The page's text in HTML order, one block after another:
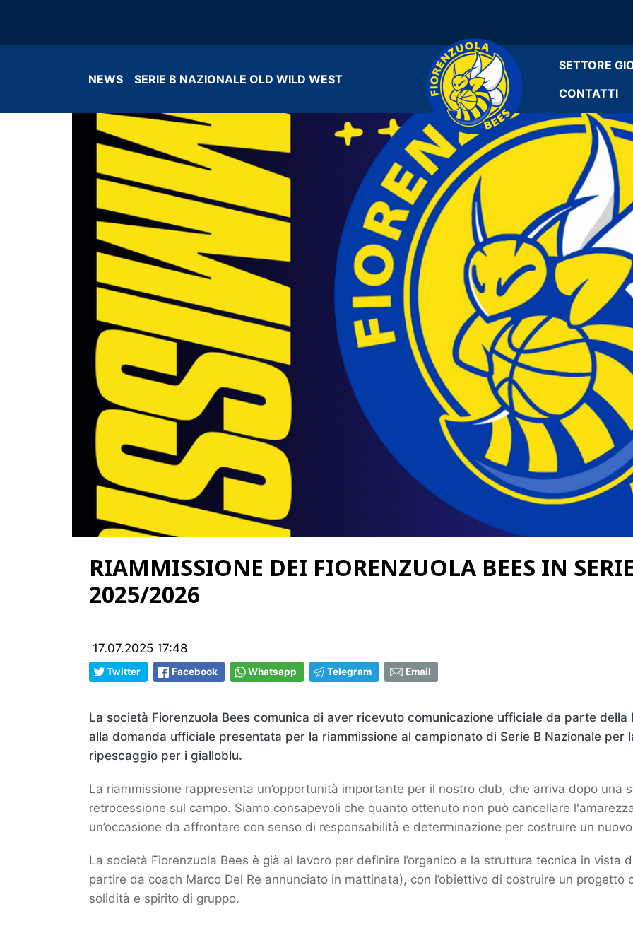
NEWS SERIE B NAZIONALE OLD WILD WEST
SETTORE
CONTATTI
RIAMMISSIONE DEI FIORENZUOLA BEES IN
2025/2026
17.07.2025 17:48
Twitter Facebook Whatsapp Telegram Email
La società Fiorenzuola Bees comunica di aver ricevuto comunicazione ufficiale da parte
alla domanda ufficiale presentata per la riammissione al campionato di Serie B Nazionale
ripescaggio per i gialloblu.
La riammissione rappresenta un’opportunità importante per il nostro club, che arriva dopo una
retrocessione sul campo. Siamo consapevoli che quanto ottenuto non può cancellare
un’occasione da affrontare con senso di responsabilità e determinazione per costruire un
La società Fiorenzuola Bees è già al lavoro per definire l’organico e la struttura tecnica in vista
partire da coach Marco Del Re annunciato in mattinata), con l’obiettivo di costruire un
solidità e spirito di gruppo.